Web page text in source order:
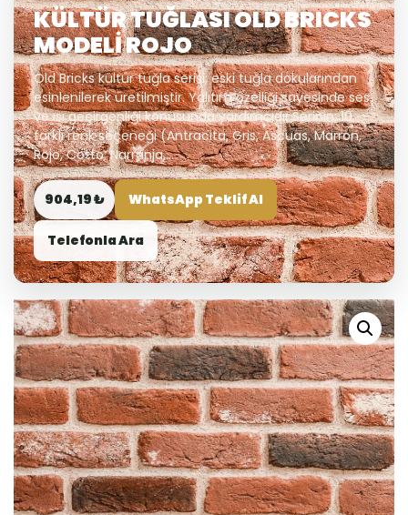
KÜLTÜR TUĞLASI OLD BRICKS
MODELİ ROJO
Old Bricks kültür tuğla serisi; eski tuğla dokularından
esinlenilerek üretilmiştir. Yalıtım özelliği sayesinde ses
ve ısı geçirgenliği konusunda yardımcıdır.Serinin; 10
farklı renk seçeneği (Antracita, Gris, Ascuas, Marron,
Rojo, Cotto, Narranja,...
904,19 ₺ WhatsApp Teklif Al
Telefonla Ara